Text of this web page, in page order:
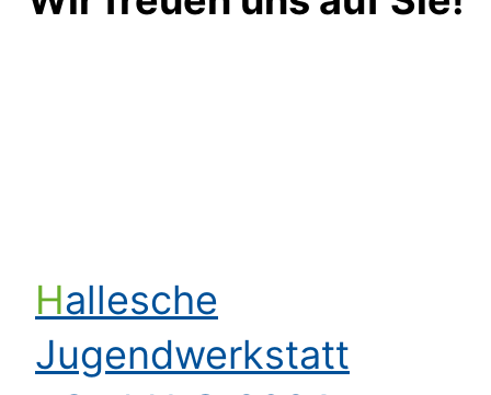
Hallesche
Jugendwerkstatt